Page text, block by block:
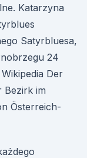
Katarzyna
Satyrbluesa,
24
Der
Bezirk im
Österreich-